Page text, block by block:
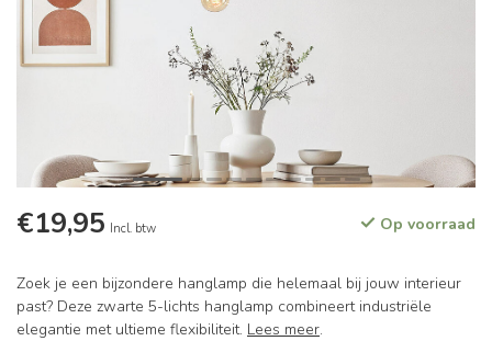
€19,95 Incl. btw Op voorraad
Zoek je een bijzondere hanglamp die helemaal bij jouw interieur
past? Deze zwarte 5-lichts hanglamp combineert industriële
elegantie met ultieme flexibiliteit. Lees meer.